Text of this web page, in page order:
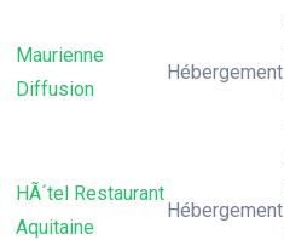
Maurienne
Diffusion
Hébergement
HÃ´tel Restaurant
Aquitaine
Hébergement